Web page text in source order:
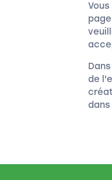
de